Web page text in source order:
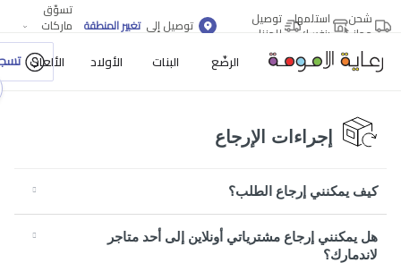
شحن
مجاني
استلمها
بنفسك
توصيل
للمنزل توصيل إلى تغيير المنطقة
تسوّق
ماركات
الرضّع البنات الأولاد الألعاب
إجراءات الإرجاع
كيف يمكنني إرجاع الطلب؟
هل يمكنني إرجاع مشترياتي أونلاين إلى أحد متاجر
لاندمارك؟